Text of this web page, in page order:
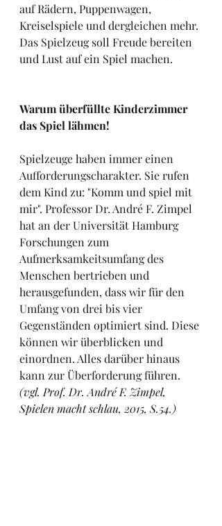
auf Rädern, Puppenwagen,
Kreiselspiele und dergleichen mehr.
Das Spielzeug soll Freude bereiten
und Lust auf ein Spiel machen.
Warum überfüllte Kinderzimmer
das Spiel lähmen!
Spielzeuge haben immer einen
Aufforderungscharakter. Sie rufen
dem Kind zu: "Komm und spiel mit
mir". Professor Dr. André F. Zimpel
hat an der Universität Hamburg
Forschungen zum
Aufmerksamkeitsumfang des
Menschen bertrieben und
herausgefunden, dass wir für den
Umfang von drei bis vier
Gegenständen optimiert sind. Diese
können wir überblicken und
einordnen. Alles darüber hinaus
kann zur Überforderung führen.
(vgl. Prof. Dr. André F. Zimpel,
Spielen macht schlau, 2015, S.54.)